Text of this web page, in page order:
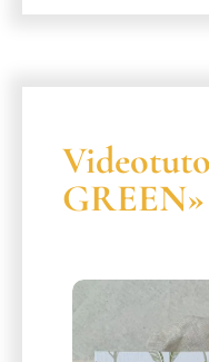
GREEN»